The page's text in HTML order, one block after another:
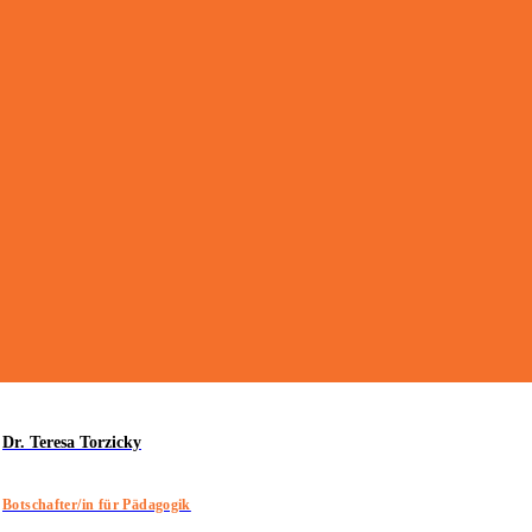
Dr. Teresa Torzicky
Botschafter/in für Pädagogik